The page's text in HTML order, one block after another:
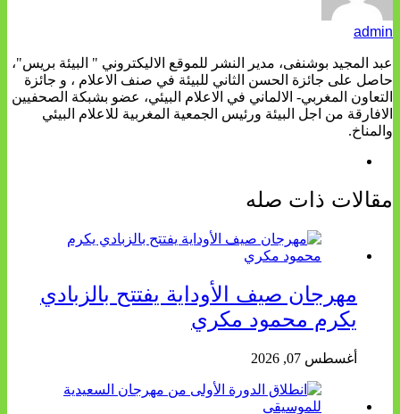
admin
عبد المجيد بوشنفى، مدير النشر للموقع الاليكتروني " البيئة بريس"،
حاصل على جائزة الحسن الثاني للبيئة في صنف الاعلام ، و جائزة
التعاون المغربي- الالماني في الاعلام البيئي، عضو بشبكة الصحفيين
الافارقة من اجل البيئة ورئيس الجمعية المغربية للاعلام البيئي
والمناخ.
مقالات ذات صله
مهرجان صيف الأوداية يفتتح بالزبادي
يكرم محمود مكري
أغسطس 07, 2026